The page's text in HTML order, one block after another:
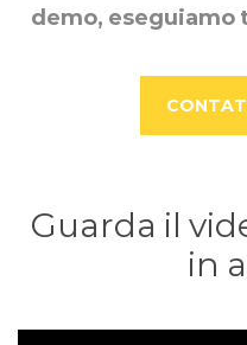
demo,
Guarda il
in